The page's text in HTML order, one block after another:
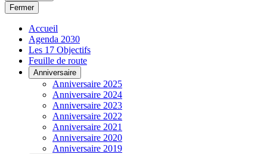
Fermer
Accueil
Agenda 2030
Les 17 Objectifs
Feuille de route
Anniversaire
Anniversaire 2025
Anniversaire 2024
Anniversaire 2023
Anniversaire 2022
Anniversaire 2021
Anniversaire 2020
Anniversaire 2019